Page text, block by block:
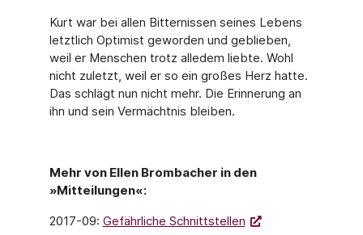
Kurt war bei allen Bitternissen seines Lebens
letztlich Optimist geworden und geblieben,
weil er Menschen trotz alledem liebte. Wohl
nicht zuletzt, weil er so ein großes Herz hatte.
Das schlägt nun nicht mehr. Die Erinnerung an
ihn und sein Vermächtnis bleiben.
Mehr von Ellen Brombacher in den
»Mitteilungen«:
2017-09: Gefährliche Schnittstellen